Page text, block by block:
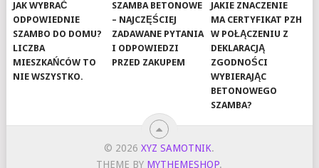
JAK WYBRAĆ
ODPOWIEDNIE
SZAMBO DO DOMU?
LICZBA
MIESZKAŃCÓW TO
NIE WSZYSTKO.
SZAMBA BETONOWE
– NAJCZĘŚCIEJ
ZADAWANE PYTANIA
I ODPOWIEDZI
PRZED ZAKUPEM
JAKIE ZNACZENIE
MA CERTYFIKAT PZH
W POŁĄCZENIU Z
DEKLARACJĄ
ZGODNOŚCI
WYBIERAJĄC
BETONOWEGO
SZAMBA?
© 2026XYZ SAMOTNIK.
THEME BY MYTHEMESHOP.